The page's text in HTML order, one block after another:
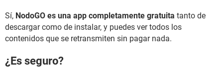
Sí, NodoGO es una app completamente gratuita tanto de
descargar como de instalar, y puedes ver todos los
contenidos que se retransmiten sin pagar nada.
¿Es seguro?